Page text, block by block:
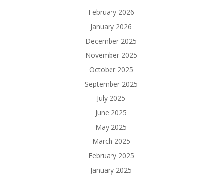
February 2026
January 2026
December 2025
November 2025
October 2025
September 2025
July 2025
June 2025
May 2025
March 2025
February 2025
January 2025